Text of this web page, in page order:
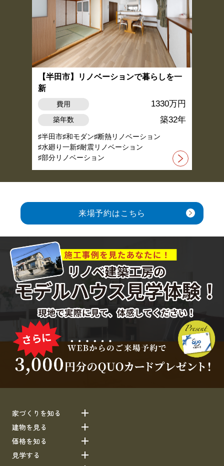
【半田市】リノベーションで暮らしを一
新
費用 1330万円
築年数 築32年
半田市 和モダン 断熱リノベーション
水廻り一新 耐震リノベーション
部分リノベーション
来場予約はこちら
家づくりを知る
建物を見る
価格を知る
見学する